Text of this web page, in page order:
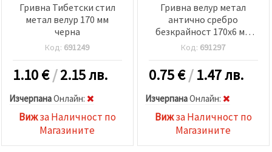
Гривна Тибетски стил
метал велур 170 мм
черна
Код: 691249
1.10€/2.15 лв.
ИзчерпанаOнлайн:
Вижза Наличност по
Магазините
Гривна велур метал
антично сребро
безкрайност 170x6 мм
АСОРТЕ
Код: 691297
0.75€/1.47 лв.
ИзчерпанаOнлайн:
Вижза Наличност по
Магазините